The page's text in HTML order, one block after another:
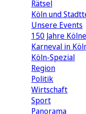
Rätsel
Köln und
Unsere Events
150 Jahre
Karneval in
Köln-Spezial
Region
Politik
Wirtschaft
Sport
Panorama